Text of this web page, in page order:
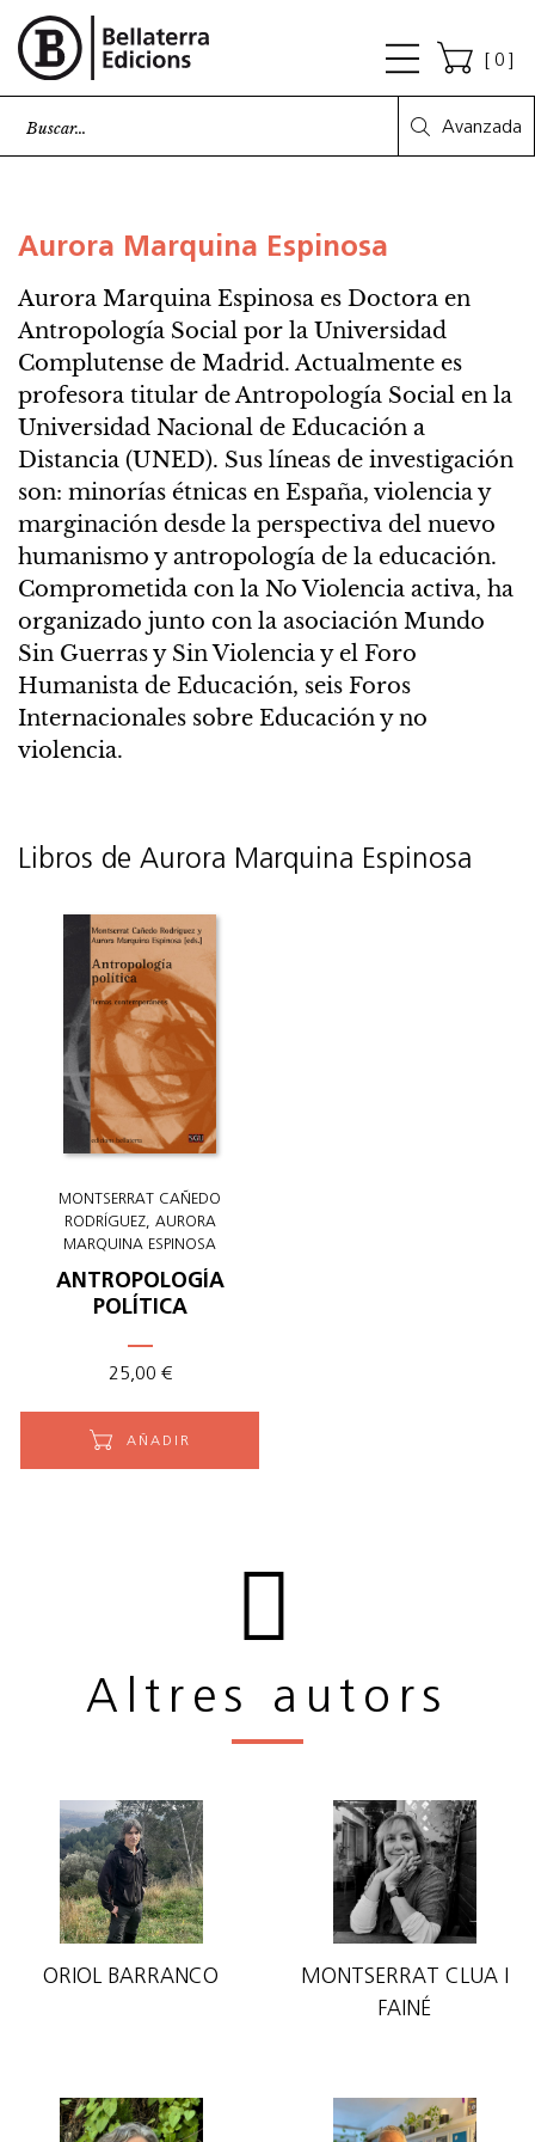
0
Avanzada
Aurora Marquina Espinosa
Aurora Marquina Espinosa es Doctora en
Antropología Social por la Universidad
Complutense de Madrid. Actualmente es
profesora titular de Antropología Social en la
Universidad Nacional de Educación a
Distancia (UNED). Sus líneas de investigación
son: minorías étnicas en España, violencia y
marginación desde la perspectiva del nuevo
humanismo y antropología de la educación.
Comprometida con la No Violencia activa, ha
organizado junto con la asociación Mundo
Sin Guerras y Sin Violencia y el Foro
Humanista de Educación, seis Foros
Internacionales sobre Educación y no
violencia.
Libros de Aurora Marquina Espinosa
MONTSERRAT CAÑEDO
RODRÍGUEZ
AURORA
MARQUINA ESPINOSA
ANTROPOLOGÍA
POLÍTICA
25 00 €
AÑADIR
Altres autors
ORIOL BARRANCO
MONTSERRAT CLUA I
FAINÉ